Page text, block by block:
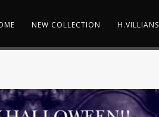
NEW COLLECTION H.VILLIANS